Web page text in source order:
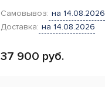
Самовывоз: на 14.08.2026
Доставка: на 14.08.2026
37 900 руб.